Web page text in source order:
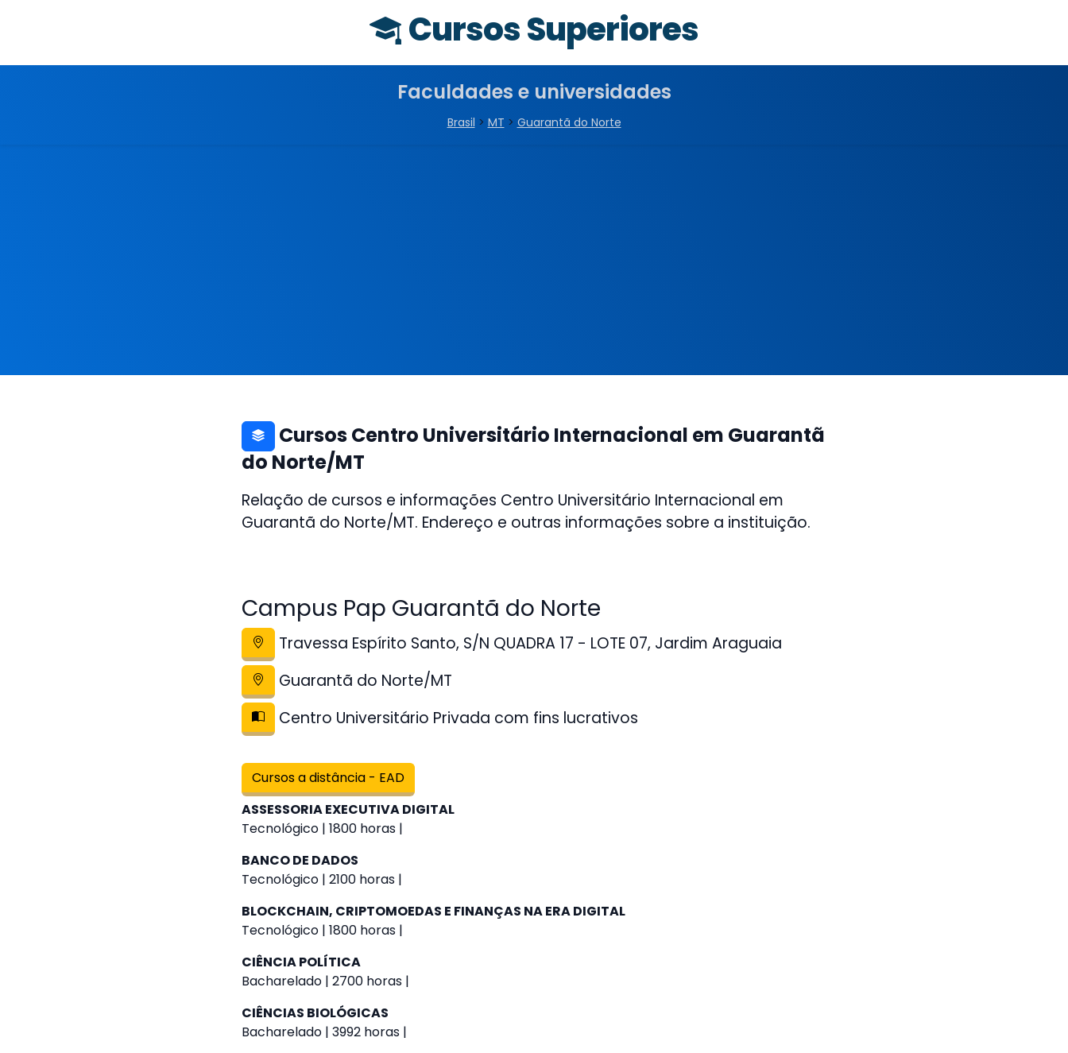
Cursos Superiores
Faculdades e universidades
Brasil > MT > Guarantã do Norte
Cursos Centro Universitário Internacional em Guarantã
do Norte/MT
Relação de cursos e informações Centro Universitário Internacional em
Guarantã do Norte/MT. Endereço e outras informações sobre a instituição.
Campus Pap Guarantã do Norte
Travessa Espírito Santo, S/N QUADRA 17 - LOTE 07, Jardim Araguaia
Guarantã do Norte/MT
Centro Universitário Privada com fins lucrativos
Cursos a distância - EAD
ASSESSORIA EXECUTIVA DIGITAL
Tecnológico | 1800 horas |
BANCO DE DADOS
Tecnológico | 2100 horas |
BLOCKCHAIN, CRIPTOMOEDAS E FINANÇAS NA ERA DIGITAL
Tecnológico | 1800 horas |
CIÊNCIA POLÍTICA
Bacharelado | 2700 horas |
CIÊNCIAS BIOLÓGICAS
Bacharelado | 3992 horas |